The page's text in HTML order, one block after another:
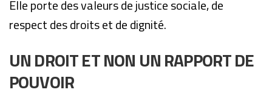
Elle porte des valeurs de justice sociale, de
respect des droits et de dignité.
UN DROIT ET NON UN RAPPORT DE
POUVOIR